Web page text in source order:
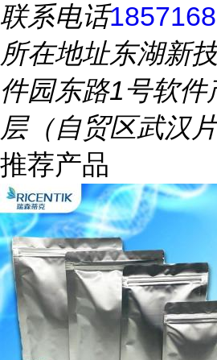
联系电话
所在地址东湖新
件园东路1号软件
层（自贸区武汉片
推荐产品